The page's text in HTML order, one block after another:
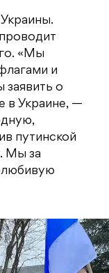
«Мы
и
заявить о
в Украине, —
путинской
Мы за